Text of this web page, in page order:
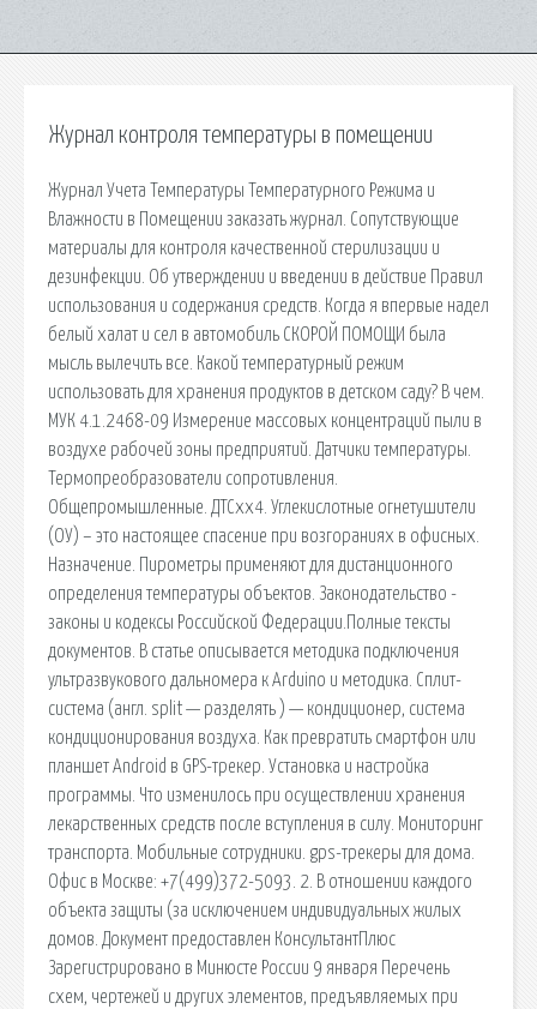
Журнал контроля температуры в помещении
Журнал Учета Температуры Температурного Режима и
Влажности в Помещении заказать журнал. Сопутствующие
материалы для контроля качественной стерилизации и
дезинфекции. Об утверждении и введении в действие Правил
использования и содержания средств. Когда я впервые надел
белый халат и сел в автомобиль СКОРОЙ ПОМОЩИ была
мысль вылечить все. Какой температурный режим
использовать для хранения продуктов в детском саду? В чем.
МУК 4.1.2468-09 Измерение массовых концентраций пыли в
воздухе рабочей зоны предприятий. Датчики температуры.
Термопреобразователи сопротивления.
Общепромышленные. ДТСхх4. Углекислотные огнетушители
(ОУ) – это настоящее спасение при возгораниях в офисных.
Назначение. Пирометры применяют для дистанционного
определения температуры объектов. Законодательство -
законы и кодексы Российской Федерации.Полные тексты
документов. В статье описывается методика подключения
ультразвукового дальномера к Arduino и методика. Сплит-
система (англ. split — разделять ) — кондиционер, система
кондиционирования воздуха. Как превратить смартфон или
планшет Android в GPS-трекер. Установка и настройка
программы. Что изменилось при осуществлении хранения
лекарственных средств после вступления в силу. Мониторинг
транспорта. Мобильные сотрудники. gps-трекеры для дома.
Офис в Москве: +7(499)372-5093. 2. В отношении каждого
объекта защиты (за исключением индивидуальных жилых
домов. Документ предоставлен КонсультантПлюс
Зарегистрировано в Минюсте России 9 января Перечень
схем, чертежей и других элементов, предъявляемых при